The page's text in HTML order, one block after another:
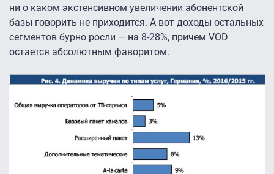
ни о каком экстенсивном увеличении абонентской
базы говорить не приходится. А вот доходы остальных
сегментов бурно росли — на 8-28%, причем VOD
остается абсолютным фаворитом.